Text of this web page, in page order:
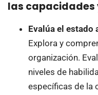
las capacidades
Evalúa el estado
Explora y
organización.
niveles de
específicas de la